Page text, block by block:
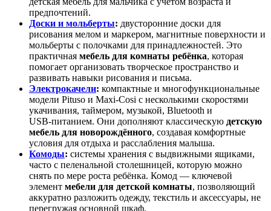
предпочтений.
Доски и мольберты: двусторонние доски для
рисования мелом и маркером, магнитные поверхности и
мольберты с полочками для принадлежностей. Это
практичная мебель для комнаты ребёнка, которая
помогает организовать творческое пространство и
развивать навыки рисования и письма.
Электрокачели: компактные и многофункциональные
модели Pituso и Maxi‑Cosi с несколькими скоростями
укачивания, таймером, музыкой, Bluetooth и
USB‑питанием. Они дополняют классическую детскую
мебель для новорождённого, создавая комфортные
условия для отдыха и расслабления малыша.
Комоды: системы хранения с выдвижными ящиками,
часто с пеленальной столешницей, которую можно
снять по мере роста ребёнка. Комод — ключевой
элемент мебели для детской комнаты, позволяющий
аккуратно разложить одежду, текстиль и аксессуары, не
перегружая основной шкаф.